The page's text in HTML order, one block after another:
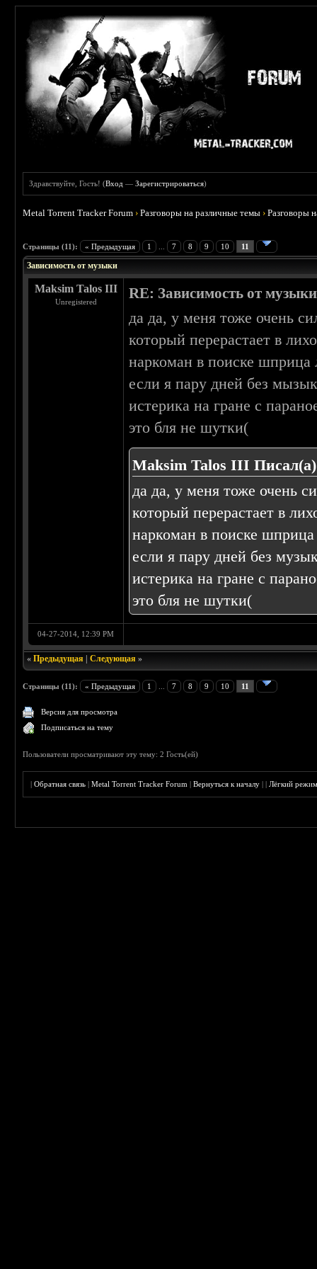
Здравствуйте, Гость! (Вход —Зарегистрироваться)
Metal Torrent Tracker Forum ›Разговоры на различные темы ›Разговоры
Страницы (11): « Предыдущая 1 7 8 9 10 11
Зависимость от музыки
Maksim Talos III
Unregistered
RE: Зависимость от музыки
да да, у меня тоже очень
который перерастает в
наркоман в поиске
если я пару дней без
истерика на гране с
это бля не шутки(
Maksim Talos III
да да, у меня тоже очень
который перерастает в
наркоман в поиске
если я пару дней без
истерика на гране с
это бля не шутки(
04-27-2014, 12:39 PM
«Предыдущая |Следующая »
Страницы (11): « Предыдущая 1 7 8 9 10 11
Версия для просмотра
Подписаться на тему
Пользователи просматривают эту тему: 2 Гость(ей)
|Обратная связь |Metal Torrent Tracker Forum |Вернуться к началу ||Лёгкий